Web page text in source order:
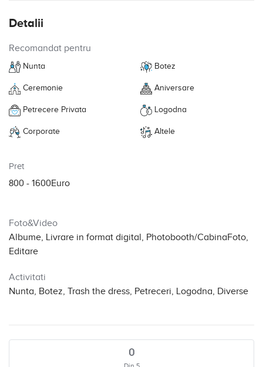
Detalii
Recomandat pentru
Nunta Botez
Ceremonie Aniversare
Petrecere Privata Logodna
Corporate Altele
Pret
800 - 1600Euro
Foto&Video
Albume, Livrare in format digital, Photobooth/CabinaFoto,
Editare
Activitati
Nunta, Botez, Trash the dress, Petreceri, Logodna, Diverse
0